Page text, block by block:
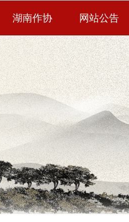
湖南作协 网站公告